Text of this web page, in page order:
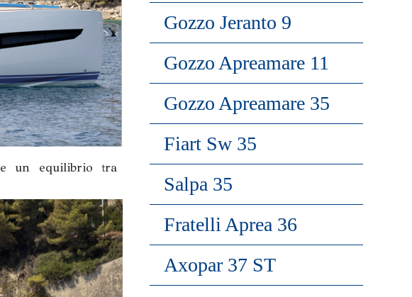
un equilibrio tra
Gozzo Jeranto 9
Gozzo Apreamare 11
Gozzo Apreamare 35
Fiart Sw 35
Salpa 35
Fratelli Aprea 36
Axopar 37 ST